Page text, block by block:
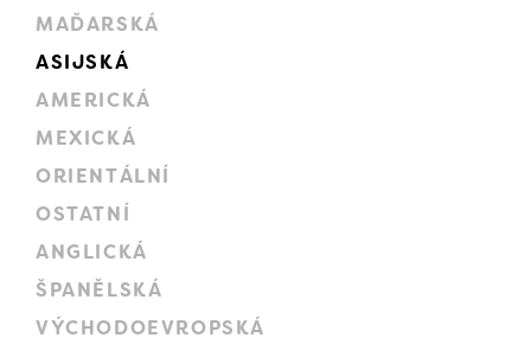
MAĎARSKÁ
ASIJSKÁ
AMERICKÁ
MEXICKÁ
ORIENTÁLNÍ
OSTATNÍ
ANGLICKÁ
ŠPANĚLSKÁ
VÝCHODOEVROPSKÁ